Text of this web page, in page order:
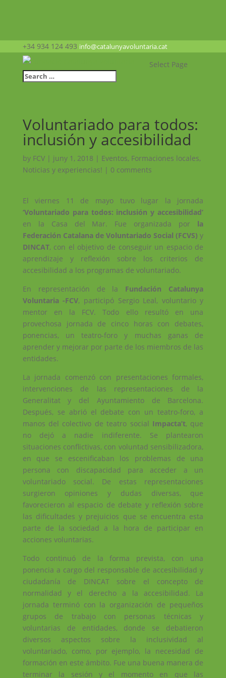
+34 934 124 493 info@catalunyavoluntaria.cat
Select Page
Voluntariado para todos:
inclusión y accesibilidad
by FCV| juny 1, 2018 | Eventos, Formaciones locales,
Noticias y experiencias! | 0 comments
El viernes 11 de mayo tuvo lugar la jornada
‘Voluntariado para todos: inclusión y accesibilidad’
en la Casa del Mar. Fue organizada por la
Federación Catalana de Voluntariado Social (FCVS) y
DINCAT, con el objetivo de conseguir un espacio de
aprendizaje y reflexión sobre los criterios de
accesibilidad a los programas de voluntariado.
En representación de la Fundación Catalunya
Voluntaria -FCV, participó Sergio Leal, voluntario y
mentor en la FCV. Todo ello resultó en una
provechosa jornada de cinco horas con debates,
ponencias, un teatro-foro y muchas ganas de
aprender y mejorar por parte de los miembros de las
entidades.
La jornada comenzó con presentaciones formales,
intervenciones de las representaciones de la
Generalitat y del Ayuntamiento de Barcelona.
Después, se abrió el debate con un teatro-foro, a
manos del colectivo de teatro social Impacta’t, que
no dejó a nadie indiferente. Se plantearon
situaciones conflictivas, con voluntad sensibilizadora,
en que se escenificaban los problemas de una
persona con discapacidad para acceder a un
voluntariado social. De estas representaciones
surgieron opiniones y dudas diversas, que
favorecieron al espacio de debate y reflexión sobre
las dificultades y prejuicios que se encuentra esta
parte de la sociedad a la hora de participar en
acciones voluntarias.
Todo continuó de la forma prevista, con una
ponencia a cargo del responsable de accesibilidad y
ciudadanía de DINCAT sobre el concepto de
normalidad y el derecho a la accesibilidad. La
jornada terminó con la organización de pequeños
grupos de trabajo con personas técnicas y
voluntarias de entidades, donde se debatieron
diversos aspectos sobre la inclusividad al
voluntariado, como, por ejemplo, la necesidad de
formación en este ámbito. Fue una buena manera de
terminar la sesión y el momento en que las